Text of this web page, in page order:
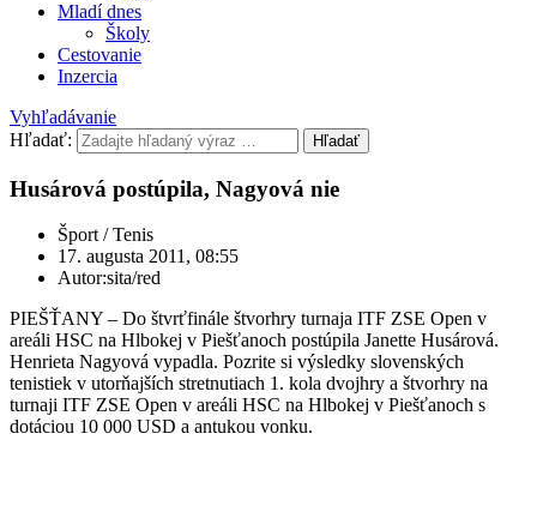
Mladí dnes
Školy
Cestovanie
Inzercia
Vyhľadávanie
Hľadať:
Hľadať
Husárová postúpila, Nagyová nie
Šport / Tenis
17. augusta 2011, 08:55
Autor:sita/red
PIEŠŤANY – Do štvrťfinále štvorhry turnaja ITF ZSE Open v
areáli HSC na Hlbokej v Piešťanoch postúpila Janette Husárová.
Henrieta Nagyová vypadla. Pozrite si výsledky slovenských
tenistiek v utorňajších stretnutiach 1. kola dvojhry a štvorhry na
turnaji ITF ZSE Open v areáli HSC na Hlbokej v Piešťanoch s
dotáciou 10 000 USD a antukou vonku.